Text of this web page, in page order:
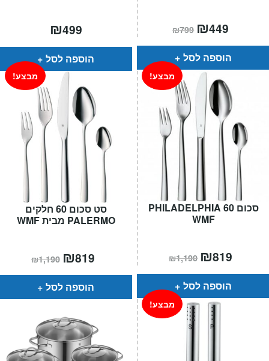
₪499
הוספה לסל
₪799 המחיר
המקורי
היה:
₪799.
₪449
הוא:
הוספה לסל
סט סכום 60 חלקים
PALERMO מבית WMF
מבצע!
₪1,190 המחיר
המקורי
היה:
₪819
הוא:
הוספה לסל
סכום 60 PHILADELPHIA
WMF
מבצע!
₪1,190 המחיר
המקורי
היה:
₪819
הוא:
הוספה לסל
מבצע!